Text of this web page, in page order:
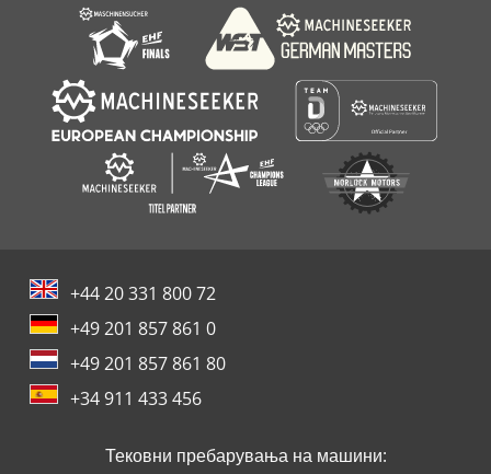
+44 20 331 800 72
+49 201 857 861 0
+49 201 857 861 80
+34 911 433 456
Тековни пребарувања на машини: